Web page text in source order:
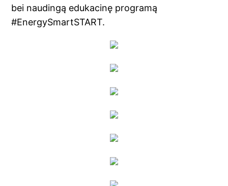
bei naudingą edukacinę programą
#EnergySmartSTART.